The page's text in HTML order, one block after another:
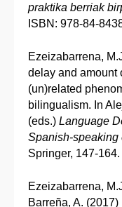
praktika berriak
ISBN: 978-84-
Ezeizabarrena,
delay and amount
(un)related
bilingualism. In
(eds.) Language
Spanish-speaking
Springer, 147-164.
Ezeizabarrena,
Barreña, A.